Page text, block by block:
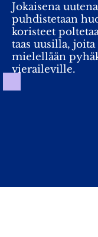
Jokaisena
puhdistetaan
koristeet
taas uusilla,
mielellään
vieraileville.